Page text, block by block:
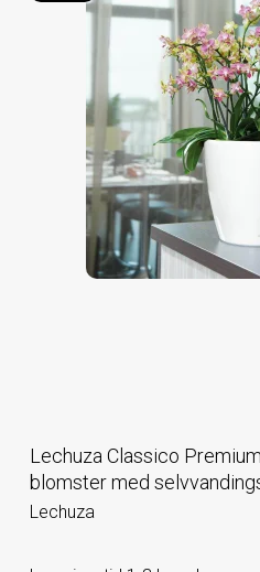
Lechuza Classico
blomster med
Lechuza